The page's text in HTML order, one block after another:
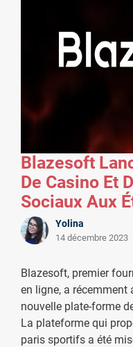
Blazesoft
De Casino Et
Sociaux Aux
Yolina
14 décembre 2023
Blazesoft, premier
en ligne, a récemment
nouvelle plate-forme
La plateforme qui
paris sportifs a été